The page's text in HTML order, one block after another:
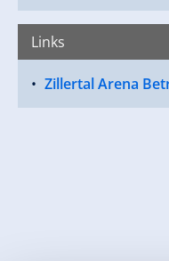
Links
Zillertal Arena